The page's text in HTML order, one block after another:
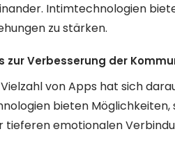
Intimtechnologien
zu stärken.
zur Verbesserung der
Vielzahl von Apps hat sich
bieten Möglichkeiten,
tieferen emotionalen